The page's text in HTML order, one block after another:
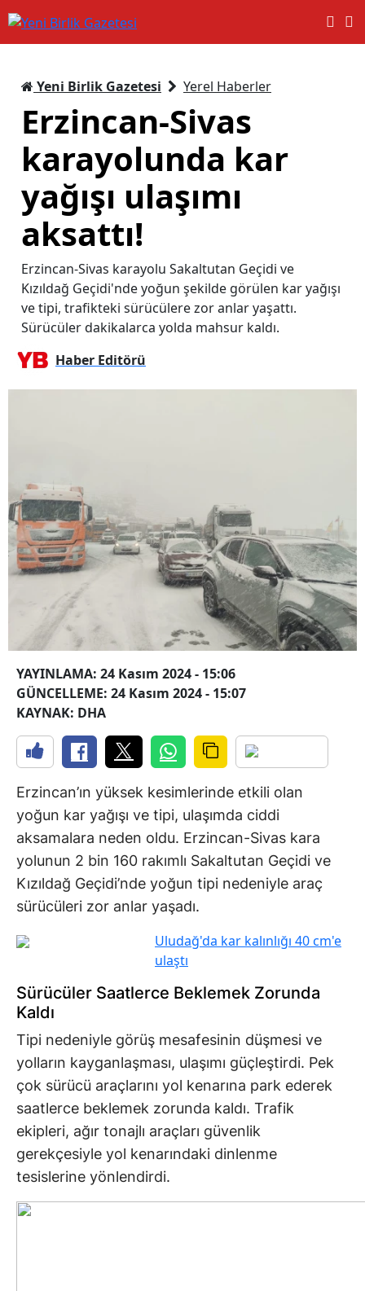
Yeni Birlik Gazetesi Yerel Haberler
Erzincan-Sivas
karayolunda kar
yağışı ulaşımı
aksattı!
Erzincan-Sivas karayolu Sakaltutan Geçidi ve
Kızıldağ Geçidi'nde yoğun şekilde görülen kar yağışı
ve tipi, trafikteki sürücülere zor anlar yaşattı.
Sürücüler dakikalarca yolda mahsur kaldı.
Haber Editörü
YAYINLAMA: 24 Kasım 2024 - 15:06
GÜNCELLEME: 24 Kasım 2024 - 15:07
KAYNAK: DHA
Erzincan’ın yüksek kesimlerinde etkili olan
yoğun kar yağışı ve tipi, ulaşımda ciddi
aksamalara neden oldu. Erzincan-Sivas kara
yolunun 2 bin 160 rakımlı Sakaltutan Geçidi ve
Kızıldağ Geçidi’nde yoğun tipi nedeniyle araç
sürücüleri zor anlar yaşadı.
Uludağ'da kar kalınlığı 40 cm'e
ulaştı
Sürücüler Saatlerce Beklemek Zorunda
Kaldı
Tipi nedeniyle görüş mesafesinin düşmesi ve
yolların kayganlaşması, ulaşımı güçleştirdi. Pek
çok sürücü araçlarını yol kenarına park ederek
saatlerce beklemek zorunda kaldı. Trafik
ekipleri, ağır tonajlı araçları güvenlik
gerekçesiyle yol kenarındaki dinlenme
tesislerine yönlendirdi.